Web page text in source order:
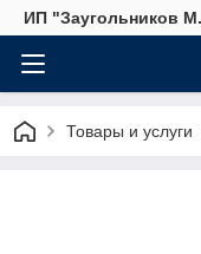
ИП "Заугольников
Товары и услуги